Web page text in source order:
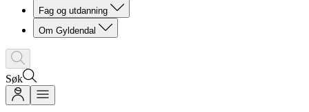
Fag og utdanning
Om Gyldendal
Søk